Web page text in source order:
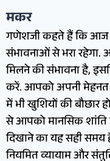
मकर
गणेशजी कहते हैं कि आज
संभावनाओं से भरा
मिलने की संभावना है,
करें. आपको अपनी मेहनत
में भी खुशियों की बौछार
से आपको मानसिक शांति
दिखाने का यह सही समय
नियमित व्यायाम और